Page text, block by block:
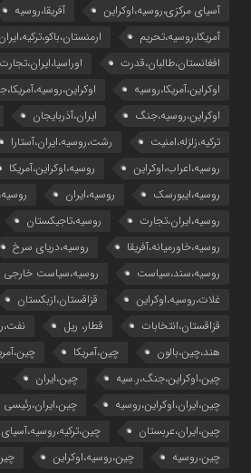
آسیای مرکزی،روسیه،اوکراین
آفریقا،روسیه
آمریکا،روسیه،تحریم
ارمنستان،باکو،ترکیه،ایران
افغانستان،طالبان،قدرت
اوراسیا،ایران،تجارت
اوکراین،آمریکا،روسیه
اوکراین،روسیه،جنگ
ایران،آذربایجان
ترکیه،زلزله،امنیت
رشت،روسیه،ایران،آستارا
روسیه،اعراب،اوکراین
روسیه،اوکراین،آمریکا
روسیه،ایبورسک
روسیه،ایران
روسیه،ایران،تجارت
روسیه،تاجیکستان
روسیه،خاورمیانه،آفریقا
روسیه،دریای سرخ
روسیه،سند،سیاست
روسیه،سیاست خارجی
غلات،روسیه،اوکراین
قزاقستان،ازبکستان
قزاقستان،انتخابات
قطار، ریل
هند،چین،بالون
چین،آمریکا
چین،اوکراین،جنگ،ر.سیه
چین،ایران
چین،ایران،اوکراین،روسیه
چین،ایران،رئیسی
چین،ایران،عربستان
چین،روسیه
چین،روسیه،اوکراین